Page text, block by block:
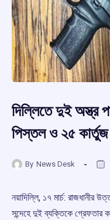
দিল্লিতে দুই অস্ত্র
পিস্তল ও ২৫ কার্তুজ
By News Desk
নয়াদিল্লি, ১৭ মার্চ: রাজধানীর
সন্দেহে দুই ব্যক্তিকে গ্রেফতার